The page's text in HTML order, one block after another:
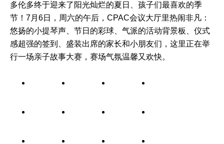
多伦多终于迎来了阳光灿烂的夏日、孩子们最喜欢的季
节！7月6日，周六的午后，CPAC会议大厅里热闹非凡：
悠扬的小提琴声、节日的彩球、气派的活动背景板、仪式
感超强的签到、盛装出席的家长和小朋友们，这里正在举
行一场亲子故事大赛，赛场气氛温馨又欢快。